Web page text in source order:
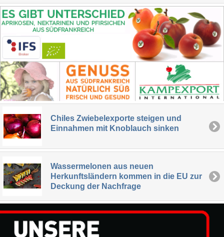
Chiles Zwiebelexporte steigen und
Einnahmen mit Knoblauch sinken
Wassermelonen aus neuen
Herkunftsländern kommen in die EU zur
Deckung der Nachfrage